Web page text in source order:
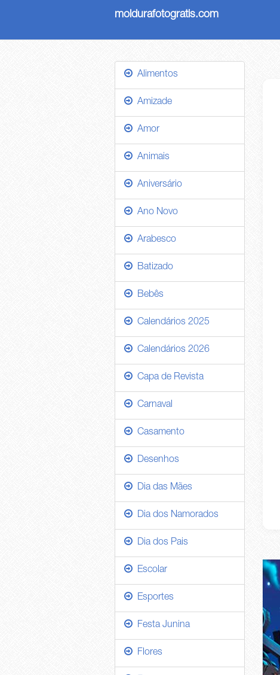
moldurafotogratis.com
Alimentos
Amizade
Amor
Animais
Aniversário
Ano Novo
Arabesco
Batizado
Bebês
Calendários 2025
Calendários 2026
Capa de Revista
Carnaval
Casamento
Desenhos
Dia das Mães
Dia dos Namorados
Dia dos Pais
Escolar
Esportes
Festa Junina
Flores